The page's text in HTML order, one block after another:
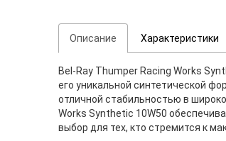
Описание Характеристики
Bel-Ray Thumper Racing Works
его уникальной синтетической
отличной стабильностью в
Works Synthetic 10W50
выбор для тех, кто стремится к